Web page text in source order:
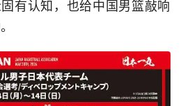
有认知，也给中国男篮敲响